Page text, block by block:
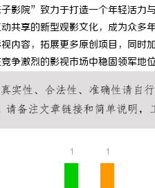
影院”致力于打造一个年轻活力
共享的新型观影文化，成为众多
内容，拓展更多原创项目，同
争激烈的影视市场中稳固领军地
1 1
贝净 AC 国际医疗实验